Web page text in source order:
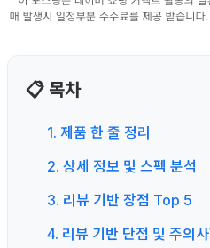
📋 목차
1. 제품 한 줄 정리
2. 상세 정보 및 스펙 분석
3. 리뷰 기반 장점 Top 5
4. 리뷰 기반 단점 및 주의